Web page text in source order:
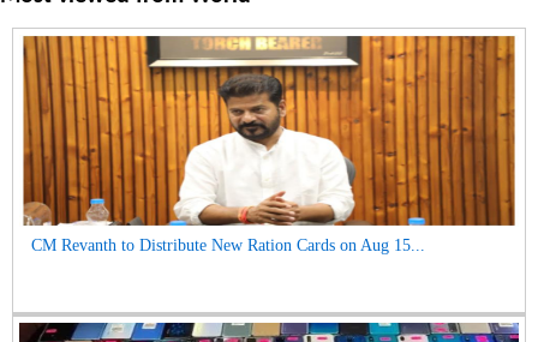
CM Revanth to Distribute New Ration Cards on Aug 15...